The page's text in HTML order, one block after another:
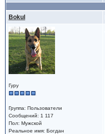
Bokul
Гуру
Группа: Пользователи
Сообщений: 1 117
Пол: Мужской
Реальное имя: Богдан